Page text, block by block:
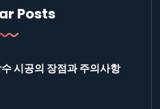
Posts
시공의 장점과 주의사항